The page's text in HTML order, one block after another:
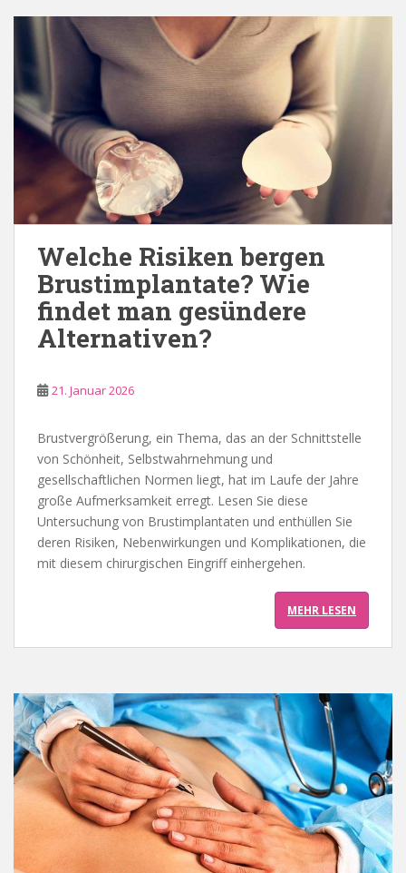
Welche Risiken bergen
Brustimplantate? Wie
findet man gesündere
Alternativen?
21. Januar 2026
Brustvergrößerung, ein Thema, das an der Schnittstelle
von Schönheit, Selbstwahrnehmung und
gesellschaftlichen Normen liegt, hat im Laufe der Jahre
große Aufmerksamkeit erregt. Lesen Sie diese
Untersuchung von Brustimplantaten und enthüllen Sie
deren Risiken, Nebenwirkungen und Komplikationen, die
mit diesem chirurgischen Eingriff einhergehen.
MEHR LESEN